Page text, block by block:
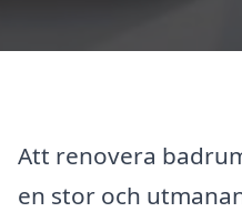
Att renovera
en stor och